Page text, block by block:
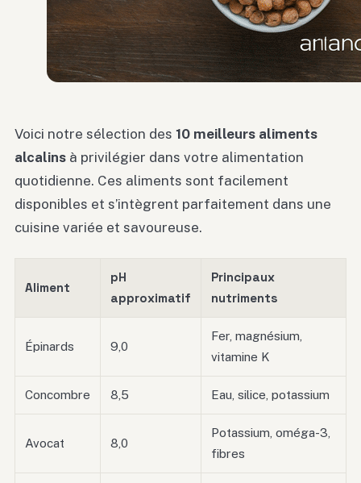
Voici notre sélection des 10 meilleurs aliments
alcalins à privilégier dans votre alimentation
quotidienne. Ces aliments sont facilement
disponibles et s’intègrent parfaitement dans une
cuisine variée et savoureuse.
Aliment
pH
approximatif
Principaux
nutriments
Épinards 9,0
Fer, magnésium,
vitamine K
Concombre 8,5 Eau, silice, potassium
Avocat 8,0
Potassium, oméga-3,
fibres